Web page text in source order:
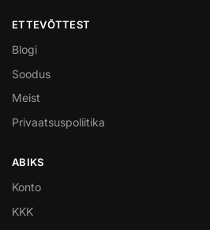
ETTEVÕTTEST
Blogi
Soodus
Meist
Privaatsuspoliitika
ABIKS
Konto
KKK